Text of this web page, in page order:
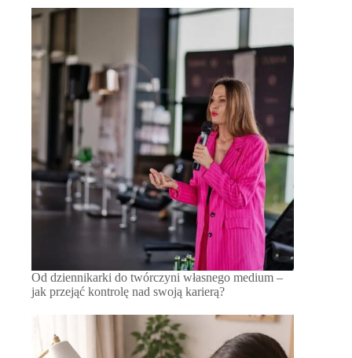
Od dziennikarki do twórczyni własnego medium –
jak przejąć kontrolę nad swoją karierą?